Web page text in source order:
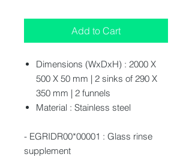
Add to Cart
Dimensions (WxDxH) : 2000 X
500 X 50 mm | 2 sinks of 290 X
350 mm | 2 funnels
Material : Stainless steel
- EGRIDR00*00001 : Glass rinse
supplement